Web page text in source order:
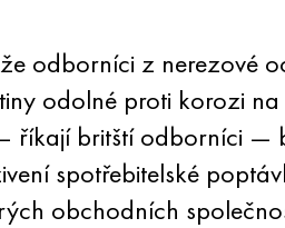
odborníci z nerezové
odolné proti korozi
říkají britští odborníci
spotřebitelské
obchodních